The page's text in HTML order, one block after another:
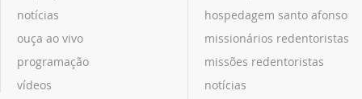
notícias
ouça ao vivo
programação
vídeos
hospedagem santo afonso
missionários redentoristas
missões redentoristas
notícias